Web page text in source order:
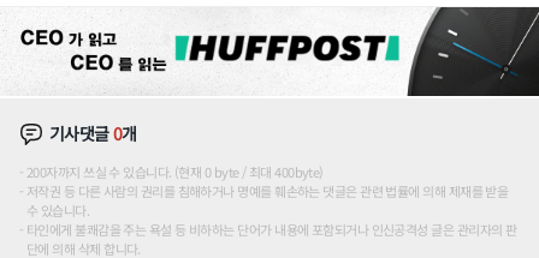
기사댓글0개
200자까지 쓰실 수 있습니다. (현재 0 byte / 최대 400byte)
저작권 등 다른 사람의 권리를 침해하거나 명예를 훼손하는 댓글은 관련 법률에 의해 제재를 받을
수 있습니다.
타인에게 불쾌감을 주는 욕설 등 비하하는 단어가 내용에 포함되거나 인신공격성 글은 관리자의 판
단에 의해 삭제 합니다.